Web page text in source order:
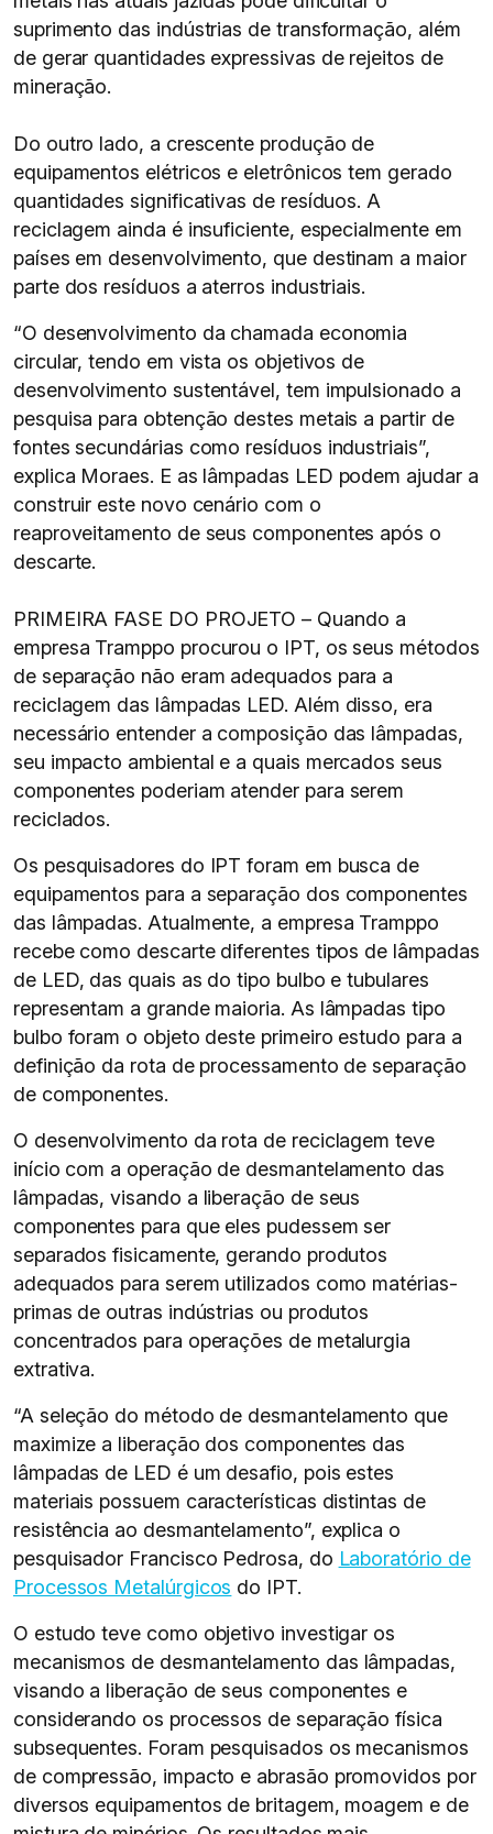
suprimento das indústrias de transformação, além
de gerar quantidades expressivas de rejeitos de
mineração.
Do outro lado, a crescente produção de
equipamentos elétricos e eletrônicos tem gerado
quantidades significativas de resíduos. A
reciclagem ainda é insuficiente, especialmente em
países em desenvolvimento, que destinam a maior
parte dos resíduos a aterros industriais.
“O desenvolvimento da chamada economia
circular, tendo em vista os objetivos de
desenvolvimento sustentável, tem impulsionado a
pesquisa para obtenção destes metais a partir de
fontes secundárias como resíduos industriais”,
explica Moraes. E as lâmpadas LED podem ajudar a
construir este novo cenário com o
reaproveitamento de seus componentes após o
descarte.
PRIMEIRA FASE DO PROJETO – Quando a
empresa Tramppo procurou o IPT, os seus métodos
de separação não eram adequados para a
reciclagem das lâmpadas LED. Além disso, era
necessário entender a composição das lâmpadas,
seu impacto ambiental e a quais mercados seus
componentes poderiam atender para serem
reciclados.
Os pesquisadores do IPT foram em busca de
equipamentos para a separação dos componentes
das lâmpadas. Atualmente, a empresa Tramppo
recebe como descarte diferentes tipos de lâmpadas
de LED, das quais as do tipo bulbo e tubulares
representam a grande maioria. As lâmpadas tipo
bulbo foram o objeto deste primeiro estudo para a
definição da rota de processamento de separação
de componentes.
O desenvolvimento da rota de reciclagem teve
início com a operação de desmantelamento das
lâmpadas, visando a liberação de seus
componentes para que eles pudessem ser
separados fisicamente, gerando produtos
adequados para serem utilizados como matérias-
primas de outras indústrias ou produtos
concentrados para operações de metalurgia
extrativa.
“A seleção do método de desmantelamento que
maximize a liberação dos componentes das
lâmpadas de LED é um desafio, pois estes
materiais possuem características distintas de
resistência ao desmantelamento”, explica o
pesquisador Francisco Pedrosa, do Laboratório de
Processos Metalúrgicos do IPT.
O estudo teve como objetivo investigar os
mecanismos de desmantelamento das lâmpadas,
visando a liberação de seus componentes e
considerando os processos de separação física
subsequentes. Foram pesquisados os mecanismos
de compressão, impacto e abrasão promovidos por
diversos equipamentos de britagem, moagem e de